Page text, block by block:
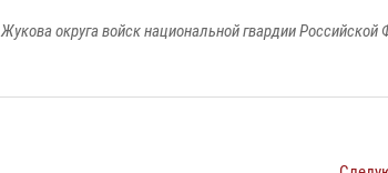
округа войск национальной гвардии Российской